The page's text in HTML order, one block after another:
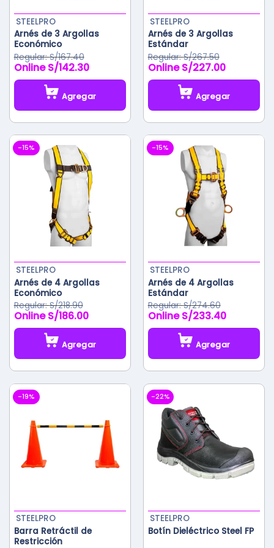
Arnés de 3 Argollas
Económico
STEELPRO
S/167.40
El
precio
original
S/167.40.
S/142.30El
precio
es:
S/142.30.
Agregar
Arnés de 3 Argollas
Estándar
STEELPRO
S/267.50
El
precio
original
S/267.50.
S/227.00El
precio
es:
S/227.00.
Agregar
-15%
Arnés de 4 Argollas
Económico
STEELPRO
S/218.90
El
precio
original
S/218.90.
S/186.00El
precio
es:
S/186.00.
Agregar
-15%
Arnés de 4 Argollas
Estándar
STEELPRO
S/274.60
El
precio
original
S/274.60.
S/233.40El
precio
es:
S/233.40.
Agregar
-19%
Barra Retráctil de
Restricción
STEELPRO
-22%
Botín Dieléctrico Steel FP
STEELPRO